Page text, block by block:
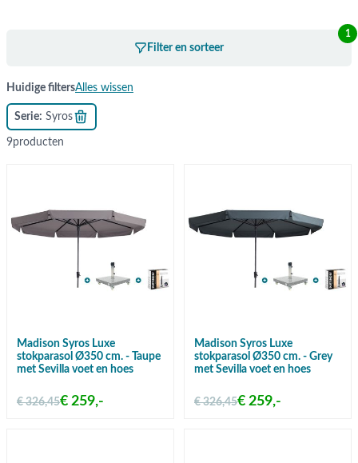
Filter en sorteer
1
Huidige filtersAlles wissen
Serie Syros
9producten
Madison Syros Luxe
stokparasol Ø350 cm. - Taupe
met Sevilla voet en hoes
€ 326,45€ 259,-
Madison Syros Luxe
stokparasol Ø350 cm. - Grey
met Sevilla voet en hoes
€ 326,45€ 259,-